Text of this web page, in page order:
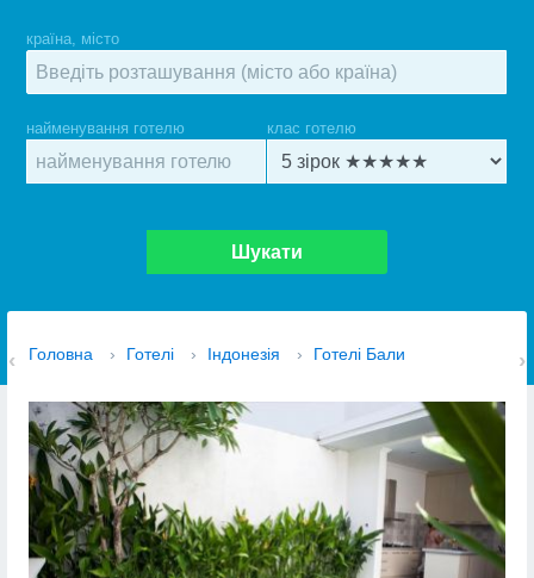
країна, місто
найменування готелю клас готелю
Шукати
Головна › Готелі › Індонезія › Готелі Бали